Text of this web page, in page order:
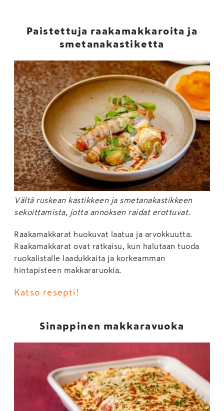
Paistettuja raakamakkaroita ja
smetanakastiketta
Vältä ruskean kastikkeen ja smetanakastikkeen
sekoittamista, jotta annoksen raidat erottuvat.
Raakamakkarat huokuvat laatua ja arvokkuutta.
Raakamakkarat ovat ratkaisu, kun halutaan tuoda
ruokalistalle laadukkaita ja korkeamman
hintapisteen makkararuokia.
Katso resepti!
Sinappinen makkaravuoka